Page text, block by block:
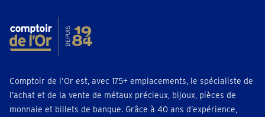
Comptoir de l’Or est, avec 175+ emplacements, le spécialiste de
l’achat et de la vente de métaux précieux, bijoux, pièces de
monnaie et billets de banque. Grâce à 40 ans d’expérience,